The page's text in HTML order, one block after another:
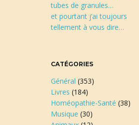
tubes de granules…
et pourtant j’ai toujours
tellement à vous dire…
CATÉGORIES
Général (353)
Livres (184)
Homéopathie-Santé (38)
Musique (30)